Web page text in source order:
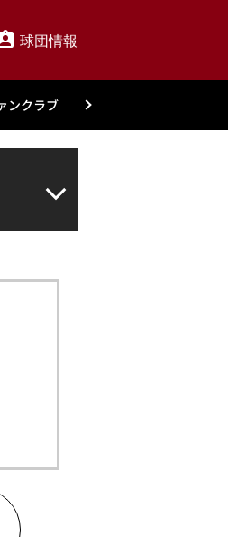
球団情報
ンクラブ